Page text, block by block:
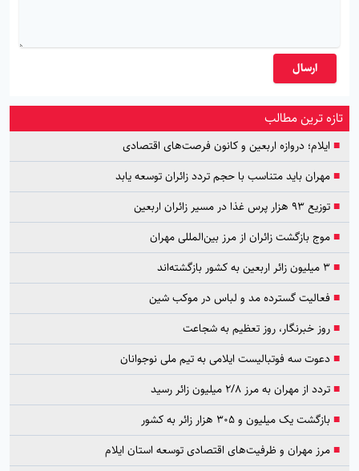
ارسال
تازه ترین مطالب
■ ایلام؛ دروازه اربعین و کانون فرصت‌های اقتصادی
■مهران باید متناسب با حجم تردد زائران توسعه یابد
■توزیع ۹۳ هزار پرس غذا در مسیر زائران اربعین
■موج بازگشت زائران از مرز بین‌المللی مهران
■۳ میلیون زائر اربعین به کشور بازگشته‌اند
■فعالیت گسترده مد و لباس در موکب شین
■روز خبرنگار، روز تعظیم به شجاعت
■دعوت سه فوتبالیست ایلامی به تیم ملی نوجوانان
■تردد از مهران به مرز ۲/۸ میلیون زائر رسید
■بازگشت یک میلیون و ۳۰۵ هزار زائر به کشور
■مرز مهران و ظرفیت‌های اقتصادی توسعه استان ایلام